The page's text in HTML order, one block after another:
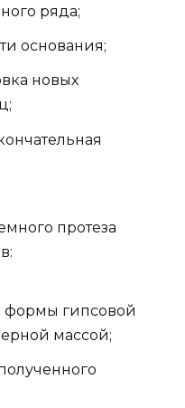
ряда;
основания;
новых
протеза
формы гипсовой
массой;